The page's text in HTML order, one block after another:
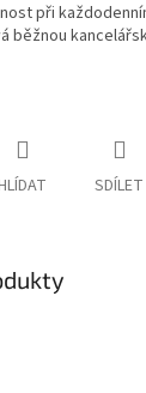
při
běžnou
SDÍLET